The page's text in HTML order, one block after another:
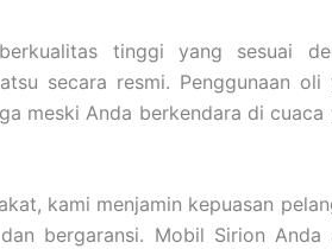
tinggi yang sesuai
secara resmi. Penggunaan oli
meski Anda berkendara di cuaca
kami menjamin kepuasan
bergaransi. Mobil Sirion Anda